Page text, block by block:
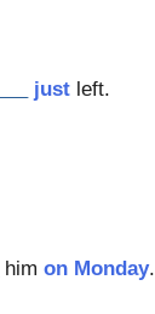
justleft.
him on Monday.